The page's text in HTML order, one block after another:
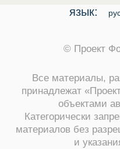
язык:
© Проект
Все материалы,
принадлежат
объектами
Категорически
материалов без
и